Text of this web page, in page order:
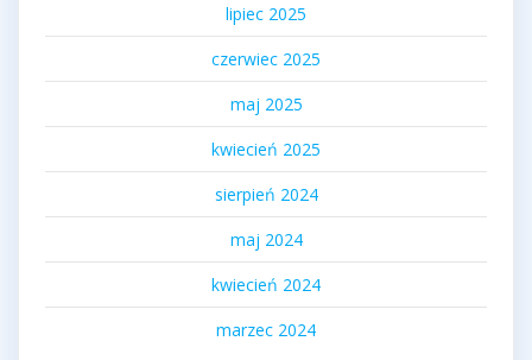
lipiec 2025
czerwiec 2025
maj 2025
kwiecień 2025
sierpień 2024
maj 2024
kwiecień 2024
marzec 2024